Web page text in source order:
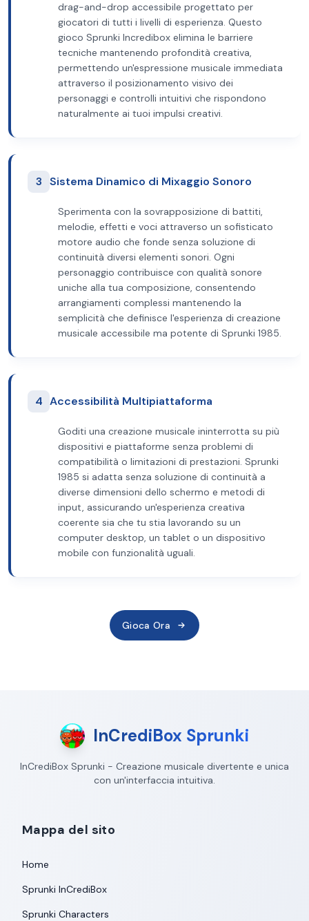
drag-and-drop accessibile progettato per
giocatori di tutti i livelli di esperienza. Questo
gioco Sprunki Incredibox elimina le barriere
tecniche mantenendo profondità creativa,
permettendo un'espressione musicale immediata
attraverso il posizionamento visivo dei
personaggi e controlli intuitivi che rispondono
naturalmente ai tuoi impulsi creativi.
3 Sistema Dinamico di Mixaggio Sonoro
Sperimenta con la sovrapposizione di battiti,
melodie, effetti e voci attraverso un sofisticato
motore audio che fonde senza soluzione di
continuità diversi elementi sonori. Ogni
personaggio contribuisce con qualità sonore
uniche alla tua composizione, consentendo
arrangiamenti complessi mantenendo la
semplicità che definisce l'esperienza di creazione
musicale accessibile ma potente di Sprunki 1985.
4 Accessibilità Multipiattaforma
Goditi una creazione musicale ininterrotta su più
dispositivi e piattaforme senza problemi di
compatibilità o limitazioni di prestazioni. Sprunki
1985 si adatta senza soluzione di continuità a
diverse dimensioni dello schermo e metodi di
input, assicurando un'esperienza creativa
coerente sia che tu stia lavorando su un
computer desktop, un tablet o un dispositivo
mobile con funzionalità uguali.
Gioca Ora
InCrediBox Sprunki
InCrediBox Sprunki - Creazione musicale divertente e unica
con un'interfaccia intuitiva.
Mappa del sito
Home
Sprunki InCrediBox
Sprunki Characters